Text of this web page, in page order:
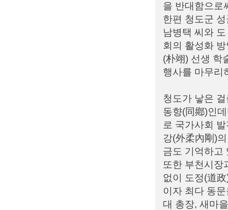
을 반대함으로
한편 청도군
남병택 씨와
회의 활성화
(朴翊) 선생 학
행사를 마무리
청도가 낳은
동향(同鄕)인
로 국가사회
강(外柔內剛)
금도 기억하고
또한 부천시장
없이 도정(道
이자 최다 동
대 총장, 새마